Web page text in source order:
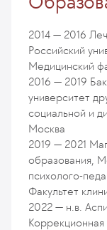
2014 — 2016
Российский
Медицинский
2016 — 2019
университет
социальной и
Москва
2019 — 2021
образования,
психолого-
Факультет
2022 — н.в.